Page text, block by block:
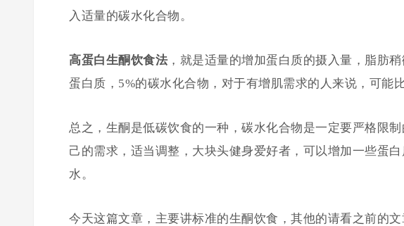
入适量的碳水化合物。
高蛋白生酮饮食法 ，就是适量的增加蛋白质的摄入量，脂肪
蛋白质，5%的碳水化合物，对于有增肌需求的人来说，可能比
总之，生酮是低碳饮食的一种，碳水化合物是一定要严格限
己的需求，适当调整，大块头健身爱好者，可以增加一些蛋
水。
今天这篇文章，主要讲标准的生酮饮食，其他的请看之前的